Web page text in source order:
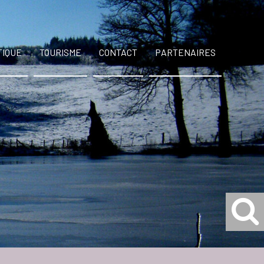
TOURISME CONTACT PARTENAIRES